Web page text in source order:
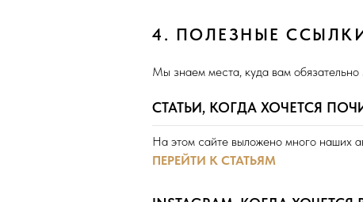
4. ПОЛЕЗНЫЕ
Мы знаем места, куда вам обязательно
СТАТЬИ, КОГДА ХОЧЕТСЯ
На этом сайте выложено много наших
ПЕРЕЙТИ К СТАТЬЯМ